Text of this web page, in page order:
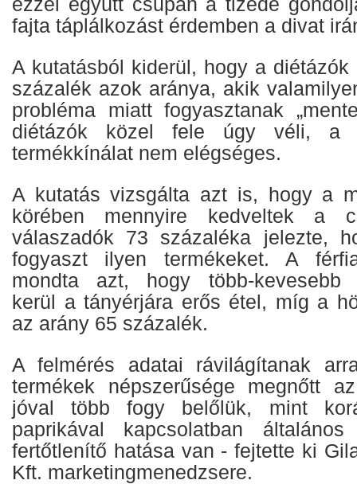
fajta táplálkozást érdemben a divat
A kutatásból kiderül, hogy a
százalék azok aránya, akik
probléma miatt fogyasztanak
diétázók közel fele úgy véli, a
termékkínálat nem elégséges.
A kutatás vizsgálta azt is, hogy a
körében mennyire kedveltek a
válaszadók 73 százaléka jelezte,
fogyaszt ilyen termékeket. A
mondta azt, hogy több-kevesebb
kerül a tányérjára erős étel, míg a
az arány 65 százalék.
A felmérés adatai rávilágítanak
termékek népszerűsége megnőtt
jóval több fogy belőlük, mint
paprikával kapcsolatban
fertőtlenítő hatása van - fejtette ki
Kft. marketingmenedzsere.